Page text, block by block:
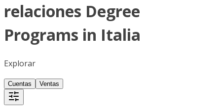
relaciones Degree
Programs in Italia
Explorar
Cuentas Ventas